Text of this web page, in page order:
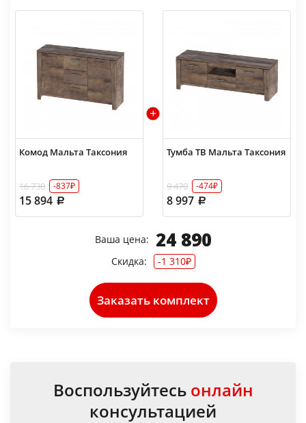
Комод Мальта Таксония
16 730 -837₽
15 894
Тумба ТВ Мальта Таксония
9 470 -474₽
8 997
Ваша цена: 24 890
Скидка: -1 310₽
Заказать комплект
Воспользуйтесь онлайн
консультацией